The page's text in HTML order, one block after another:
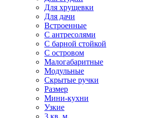
Для хрущевки
Для дачи
Встроенные
С антресолями
С барной стойкой
С островом
Малогабаритные
Модульные
Скрытые ручки
Размер
Мини-кухни
Узкие
3 кв. м.